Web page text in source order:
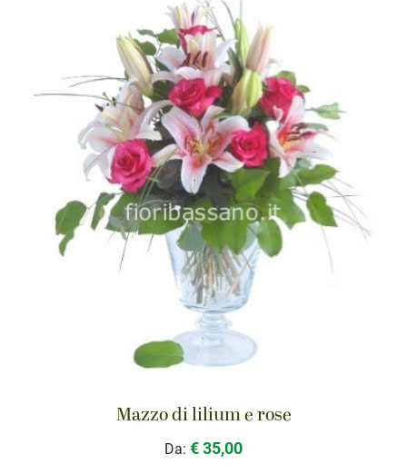
Mazzo di lilium e rose
Da: € 35,00